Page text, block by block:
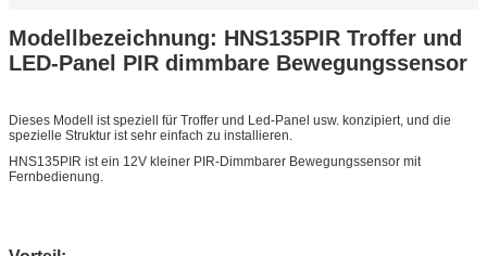
Modellbezeichnung: HNS135PIR Troffer und
LED-Panel PIR dimmbare Bewegungssensor
Dieses Modell ist speziell für Troffer und Led-Panel usw. konzipiert, und die
spezielle Struktur ist sehr einfach zu installieren.
HNS135PIR ist ein 12V kleiner PIR-Dimmbarer Bewegungssensor mit
Fernbedienung.